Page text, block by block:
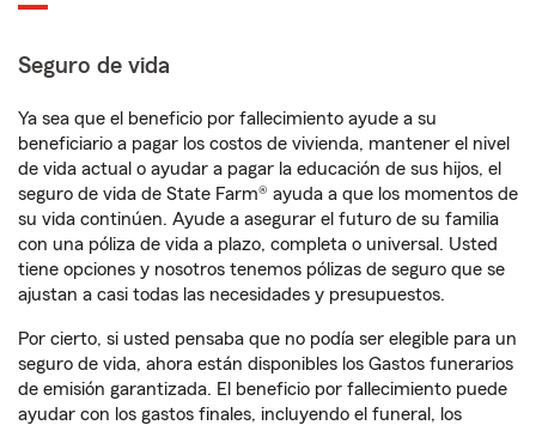
Seguro de vida
Ya sea que el beneficio por fallecimiento ayude a su
beneficiario a pagar los costos de vivienda, mantener el nivel
de vida actual o ayudar a pagar la educación de sus hijos, el
seguro de vida de State Farm® ayuda a que los momentos de
su vida continúen. Ayude a asegurar el futuro de su familia
con una póliza de vida a plazo, completa o universal. Usted
tiene opciones y nosotros tenemos pólizas de seguro que se
ajustan a casi todas las necesidades y presupuestos.
Por cierto, si usted pensaba que no podía ser elegible para un
seguro de vida, ahora están disponibles los Gastos funerarios
de emisión garantizada. El beneficio por fallecimiento puede
ayudar con los gastos finales, incluyendo el funeral, los